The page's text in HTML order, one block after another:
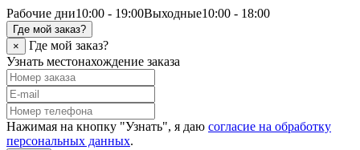
Рабочие дни10:00 - 19:00Выходные10:00 - 18:00
Где мой заказ?
×
Где мой заказ?
Узнать местонахождение заказа
Нажимая на кнопку "Узнать", я даю согласие на обработку
персональных данных.